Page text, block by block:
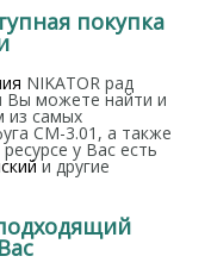
покупка
NIKATOR рад
Вы можете найти и
из самых
СМ-3.01, а также
у Вас есть
и другие